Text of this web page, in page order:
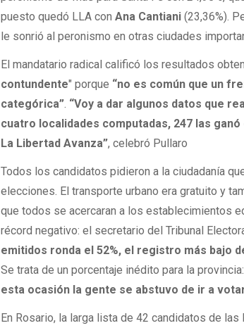
puesto quedó LLA conAna Cantiani (23,36%).
le sonrió al peronismo en otras ciudades
El mandatario radical calificó los resultados
contundente" porque “no es común que un
categórica”. “Voy a dar algunos datos que
cuatro localidades computadas, 247 las
La Libertad Avanza”, celebró Pullaro
Todos los candidatos pidieron a la ciudadanía
elecciones. El transporte urbano era gratuito y
que todos se acercaran a los establecimientos
récord negativo: el secretario del Tribunal
emitidos ronda el 52%, el registro más bajo
Se trata de un porcentaje inédito para la provincia:
esta ocasión la gente se abstuvo de ir a
En Rosario, la larga lista de 42 candidatos de